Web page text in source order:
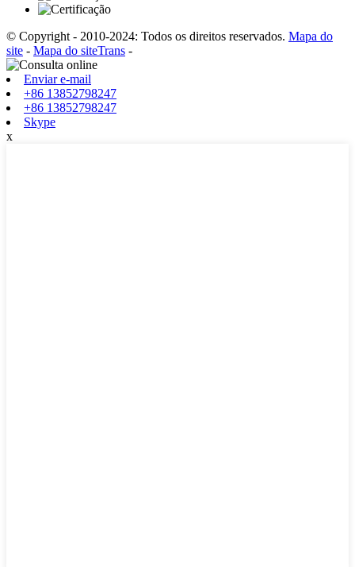
© Copyright - 2010-2024: Todos os direitos reservados. Mapa do
site - Mapa do siteTrans -
Enviar e-mail
+86 13852798247
+86 13852798247
Skype
x